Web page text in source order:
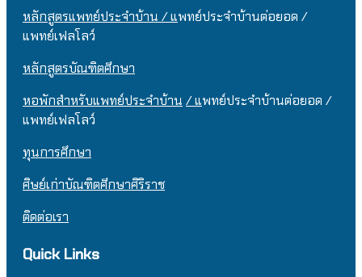
หลักสูตรแพทย์ประจำบ้าน / แพทย์ประจำบ้านต่อยอด /
แพทย์เฟลโลว์
หลักสูตรบัณฑิตศึกษา
หอพักสำหรับแพทย์ประจำบ้าน / แพทย์ประจำบ้านต่อยอด /
แพทย์เฟลโลว์
ทุนการศึกษา
ศิษย์เก่าบัณฑิตศึกษาศิริราช
ติดต่อเรา
Quick Links